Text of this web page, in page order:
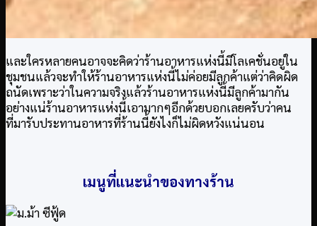
และใครหลายคนอาจจะคิดว่าร้านอาหารแห่งนี้มีโลเคชั่นอยู่ใน
ชุมชนแล้วจะทำให้ร้านอาหารแห่งนี้ไม่ค่อยมีลูกค้าแต่ว่าคิดผิด
ถนัดเพราะว่าในความจริงแล้วร้านอาหารแห่งนี้มีลูกค้ามากัน
อย่างแน่ร้านอาหารแห่งนี้เอามากๆอีกด้วยบอกเลยครับว่าคน
ที่มารับประทานอาหารที่ร้านนี้ยังไงก็ไม่ผิดหวังแน่นอน
เมนูที่แนะนำของทางร้าน